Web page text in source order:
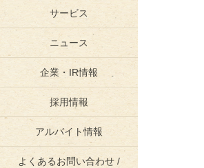
サービス
ニュース
企業・IR情報
採用情報
アルバイト情報
よくあるお問い合わせ /